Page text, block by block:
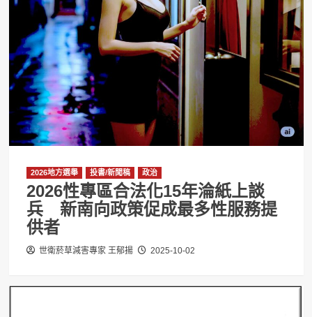
2026地方選舉 投書/新聞稿 政治
2026性專區合法化15年淪紙上談
兵 新南向政策促成最多性服務提
供者
世衛菸草減害專家 王郁揚 2025-10-02